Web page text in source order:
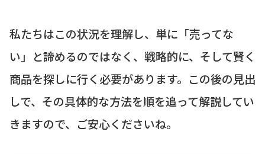
私たちはこの状況を理解し、単に「売ってな
い」と諦めるのではなく、戦略的に、そして賢く
商品を探しに行く必要があります。この後の見出
しで、その具体的な方法を順を追って解説してい
きますので、ご安心くださいね。